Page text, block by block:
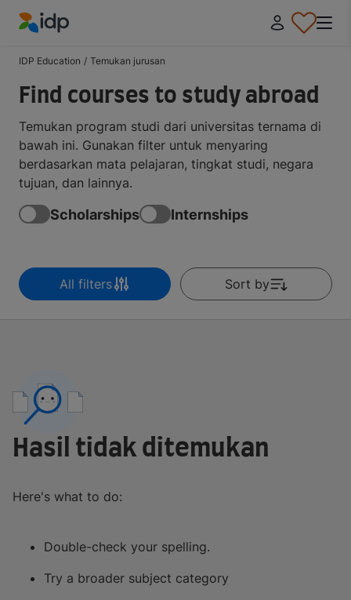
IDP Education / Temukan jurusan
Find courses to study abroad
Temukan program studi dari universitas ternama di
bawah ini. Gunakan filter untuk menyaring
berdasarkan mata pelajaran, tingkat studi, negara
tujuan, dan lainnya.
Scholarships Internships
All filters Sort by
Hasil tidak ditemukan
Here's what to do:
Double-check your spelling.
Try a broader subject category